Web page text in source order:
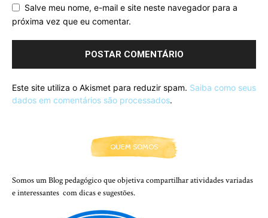
Salve meu nome, e-mail e site neste navegador para a
próxima vez que eu comentar.
Este site utiliza o Akismet para reduzir spam. Saiba como seus
dados em comentários são processados.
QUEM SOMOS
Somos um Blog pedagógico que objetiva compartilhar atividades variadas
e interessantes com dicas e sugestões.